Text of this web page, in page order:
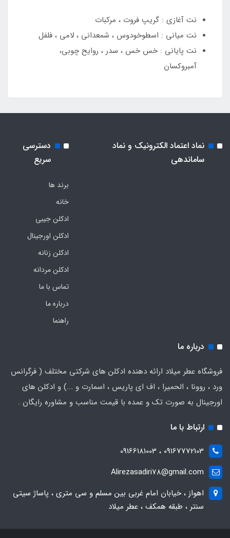
نت آغازی : گریپ فروت ، مرکبات
نت میانی : اسطوخودوس ، شمعدانی ، لامی ، فلفل
نت پایانی : خس خس ، سدر ، روایح چوبی،
آمبروکسان
نماد اعتماد الکترونیک و نماد
ساماندهی
دسترسی
سریع
برند ها
خانه
ادکلن جیبی
ادکلن اورجینال
ادکلن زنانه
ادکلن مردانه
تماس با ما
درباره ما
راهنما
درباره ما
فروشگاه عطر میلاد ارائه دهنده ادکلن های شرکتی مختلف ( فرگرانس
ورد ، روونا ، الحمیرا ، اف ای پاریس ، اسمارت و ...) و ادکلن های
اورجینال به صورت تک و عمده با قیمت مناسب و مشاوره رایگان .
ارتباط با ما
09167772103 ، 09166181003
Alirezasadiri78@gmail.com
اهواز ، خیابان امام غربی بین مسلم و سی متری ، پاساژ سیتی
سنتر ، طبقه همکف ، عطر میلاد